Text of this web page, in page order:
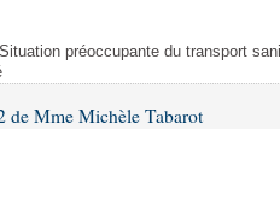
préoccupante du transport
de Mme Michèle Tabarot